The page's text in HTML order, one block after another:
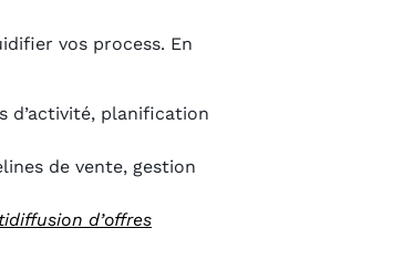
vos process. En
d’activité, planification
de vente, gestion
d’offres